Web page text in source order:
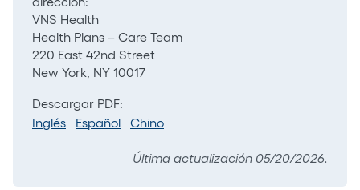
VNS Health
Health Plans – Care Team
220 East 42nd Street
New York, NY 10017
Descargar PDF:
Inglés
Español Chino
Última actualización 05/20/2026.